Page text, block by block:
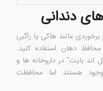
دندانی
مانند هاکی یا راگبی
دهان استفاده کنید.
بایت” در داروخانه ها و
هستند اما محافظت